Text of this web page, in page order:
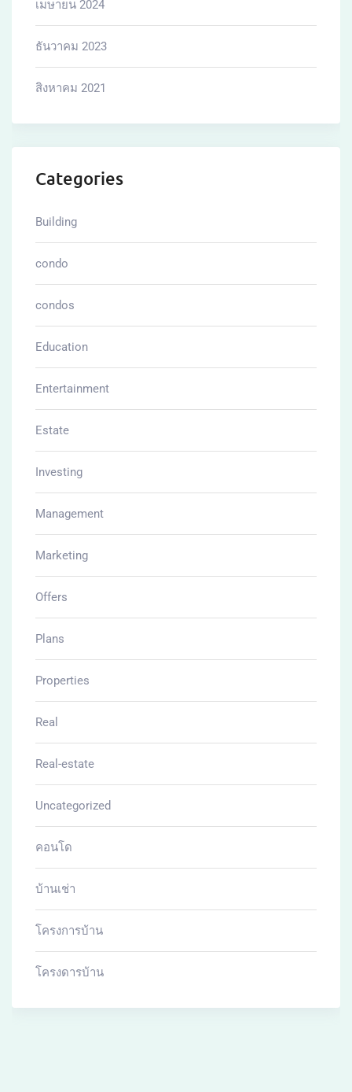
เมษายน 2024
ธันวาคม 2023
สิงหาคม 2021
Categories
Building
condo
condos
Education
Entertainment
Estate
Investing
Management
Marketing
Offers
Plans
Properties
Real
Real-estate
Uncategorized
คอนโด
บ้านเช่า
โครงการบ้าน
โครงดารบ้าน